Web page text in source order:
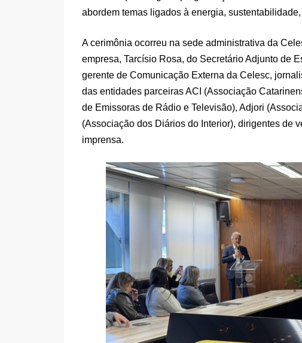
abordem temas ligados à energia,
A cerimônia ocorreu na sede administrativa da
empresa, Tarcísio Rosa, do Secretário Adjunto de
gerente de Comunicação Externa da Celesc,
das entidades parceiras ACI (Associação
de Emissoras de Rádio e Televisão), Adjori
(Associação dos Diários do Interior), dirigentes de
imprensa.